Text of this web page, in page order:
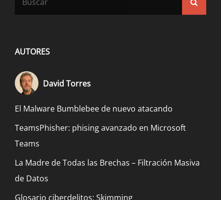
AUTORES
David Torres
El Malware Bumblebee de nuevo atacando
TeamsPhisher: phising avanzado en Microsoft
Teams
La Madre de Todas las Brechas – Filtración Masiva
de Datos
Glosario ciberdelitos: Skimming